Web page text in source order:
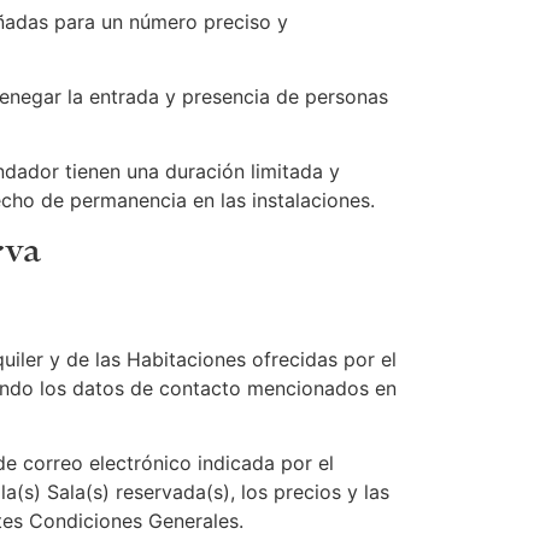
para un número preciso y
la entrada y presencia de personas
tienen una duración limitada y
de permanencia en las instalaciones.
y de las Habitaciones ofrecidas por el
los datos de contacto mencionados en
correo electrónico indicada por el
Sala(s) reservada(s), los precios y las
Condiciones Generales.